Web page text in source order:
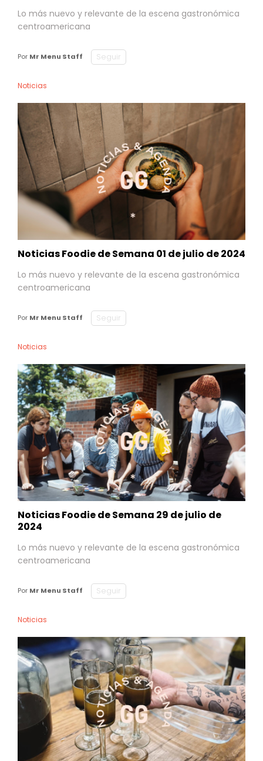
Lo más nuevo y relevante de la escena gastronómica
centroamericana
Por Mr Menu Staff Seguir
Noticias
Noticias Foodie de Semana 01 de julio de 2024
Lo más nuevo y relevante de la escena gastronómica
centroamericana
Por Mr Menu Staff Seguir
Noticias
Noticias Foodie de Semana 29 de julio de
2024
Lo más nuevo y relevante de la escena gastronómica
centroamericana
Por Mr Menu Staff Seguir
Noticias